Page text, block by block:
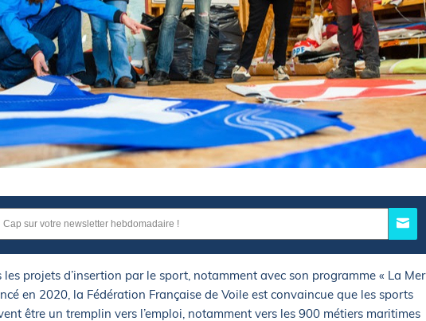
les projets d’insertion par le sport, notamment avec son programme « La Mer
en 2020, la Fédération Française de Voile est convaincue que les sports
être un tremplin vers l’emploi, notamment vers les 900 métiers maritimes